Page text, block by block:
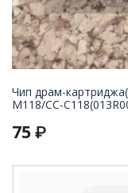
Чип драм-
M118/СС-
75 ₽